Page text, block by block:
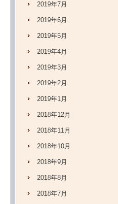
2019年7月
2019年6月
2019年5月
2019年4月
2019年3月
2019年2月
2019年1月
2018年12月
2018年11月
2018年10月
2018年9月
2018年8月
2018年7月